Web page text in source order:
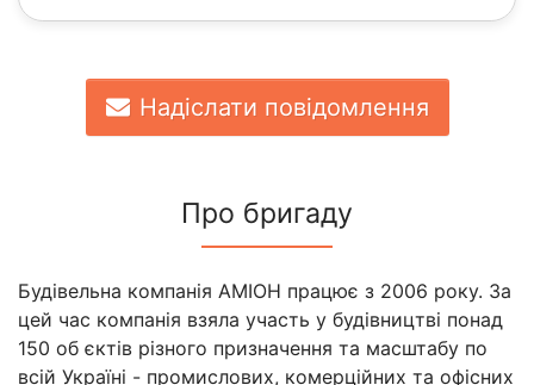
Надіслати повідомлення
Про бригаду
Будівельна компанія АМІОН працює з 2006 року. За
цей час компанія взяла участь у будівництві понад
150 об єктів різного призначення та масштабу по
всій Україні - промислових, комерційних та офісних